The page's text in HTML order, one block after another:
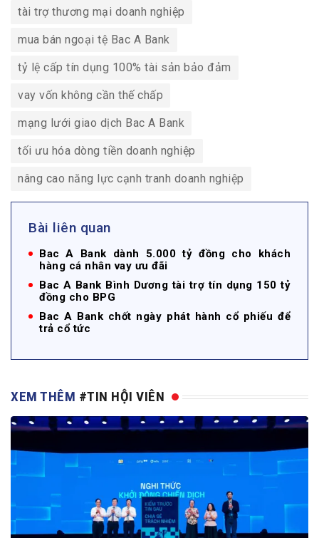
tài trợ thương mại doanh nghiệp
mua bán ngoại tệ Bac A Bank
tỷ lệ cấp tín dụng 100% tài sản bảo đảm
vay vốn không cần thế chấp
mạng lưới giao dịch Bac A Bank
tối ưu hóa dòng tiền doanh nghiệp
nâng cao năng lực cạnh tranh doanh nghiệp
Bài liên quan
Bac A Bank dành 5.000 tỷ đồng cho khách
hàng cá nhân vay ưu đãi
Bac A Bank Bình Dương tài trợ tín dụng 150 tỷ
đồng cho BPG
Bac A Bank chốt ngày phát hành cổ phiếu để
trả cổ tức
XEM THÊM #TIN HỘI VIÊN